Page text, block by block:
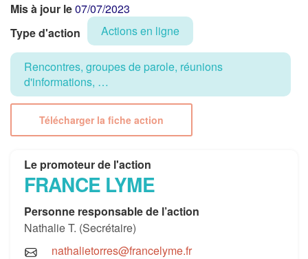
Mis à jour le07/07/2023
Type d'action
Actions en ligne
Rencontres, groupes de parole, réunions
d'informations, …
Télécharger la fiche action
Le promoteur de l'action
FRANCE LYME
Personne responsable de l’action
Nathalie T. (Secrétaire)
nathalietorres@francelyme.fr